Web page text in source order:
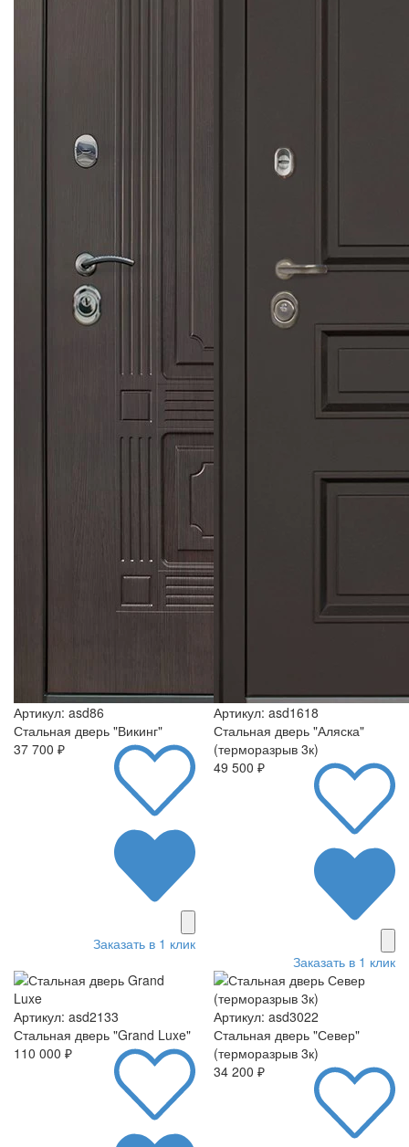
Артикул: asd86
Стальная дверь "Викинг"
37 700 ₽
Заказать в 1 клик
Артикул: asd1618
Стальная дверь "Аляска"
(терморазрыв 3к)
49 500 ₽
Заказать в 1 клик
Артикул: asd2133
Стальная дверь "Grand Luxe"
110 000 ₽
Артикул: asd3022
Стальная дверь "Север"
(терморазрыв 3к)
34 200 ₽